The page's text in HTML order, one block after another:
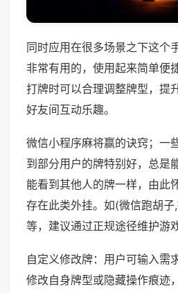
同时应用在很多场景之下这个
非常有用的，使用起来简单便
打牌时可以合理调整牌型，提
好友间互动乐趣。
微信小程序麻将赢的诀窍；一
到部分用户的牌特别好，总是
能看到其他人的牌一样，由此
存在此类外挂。如(微信跑胡
等，建议通过正规途径维护游
自定义修改牌：用户可输入需
修改自身牌型或隐藏操作痕迹